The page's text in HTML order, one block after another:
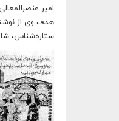
هدف وی از
ستاره‌شناس،